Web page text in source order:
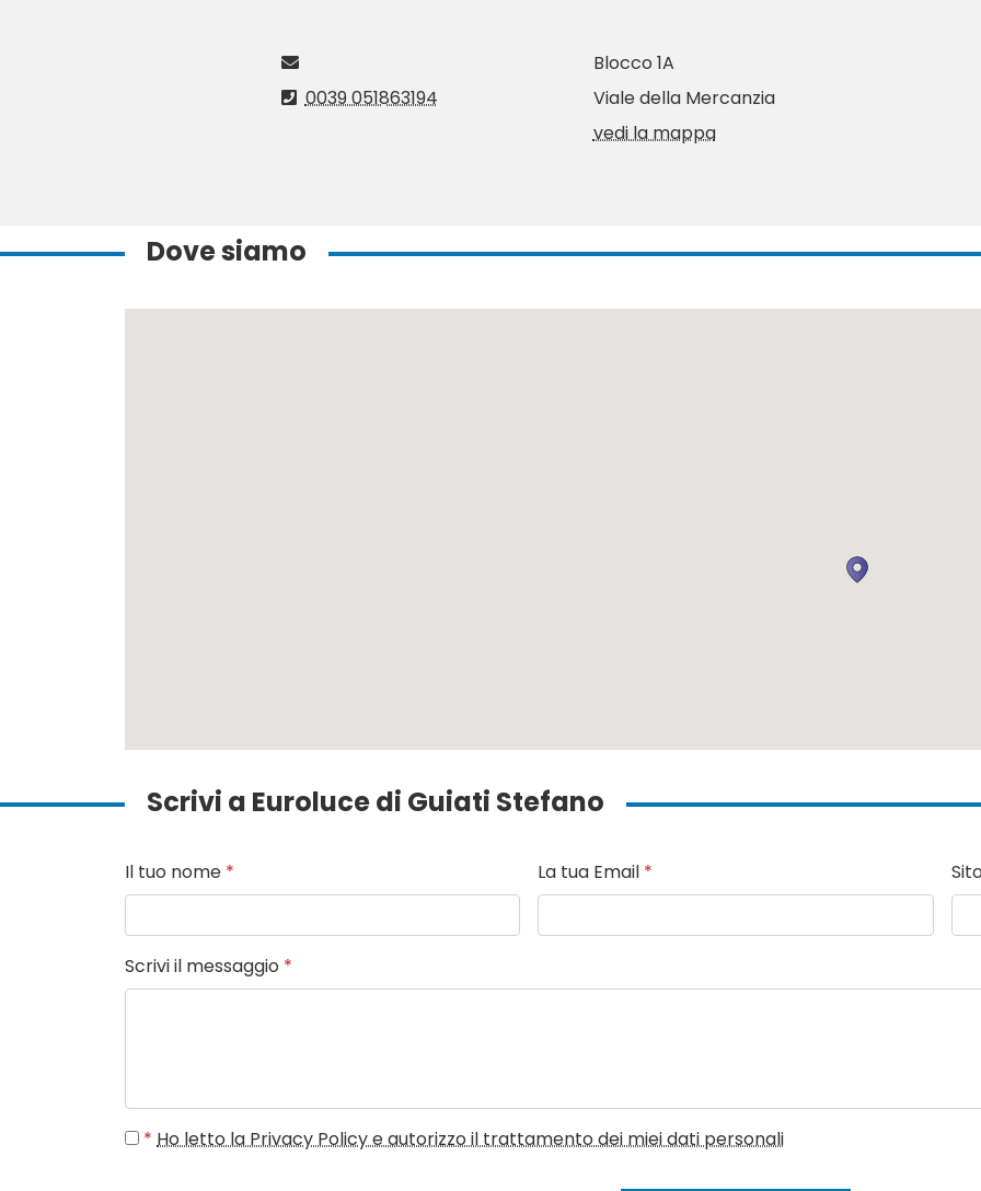
0039 051863194
Blocco 1A
Viale della Mercanzia
vedi la mappa
Dove siamo
Scrivi a Euroluce di Guiati Stefano
Il tuo nome * La tua Email *
Scrivi il messaggio *
* Ho letto la Privacy Policy e autorizzo il trattamento dei miei dati personali